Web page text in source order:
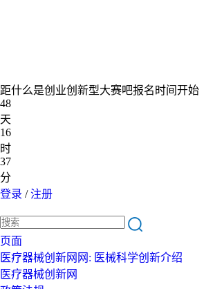
距什么是创业创新型大赛吧报名时间开始
48
天
16
时
37
分
登录 /注册
页面
医疗器械创新网网: 医械科学创新介绍
医疗器械创新网